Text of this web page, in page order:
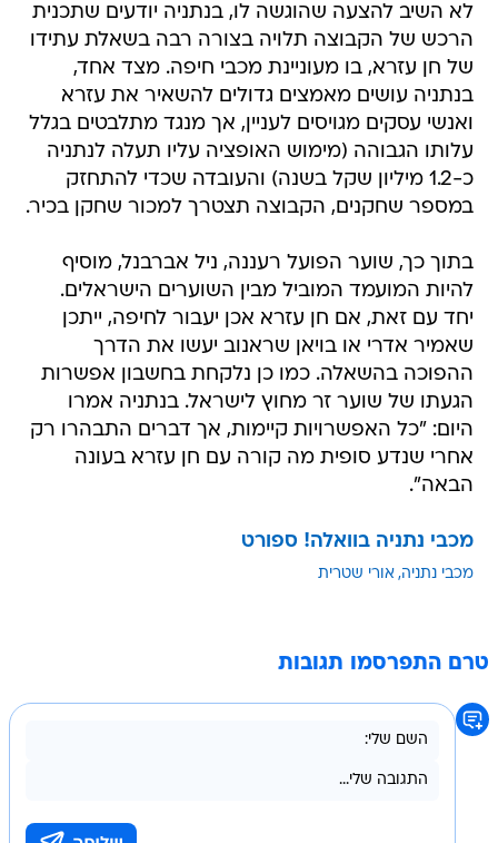
לא השיב להצעה שהוגשה לו, בנתניה יודעים שתכנית
הרכש של הקבוצה תלויה בצורה רבה בשאלת עתידו
של חן עזרא, בו מעוניינת מכבי חיפה. מצד אחד,
בנתניה עושים מאמצים גדולים להשאיר את עזרא
ואנשי עסקים מגויסים לעניין, אך מנגד מתלבטים בגלל
עלותו הגבוהה (מימוש האופציה עליו תעלה לנתניה
כ-1.2 מיליון שקל בשנה) והעובדה שכדי להתחזק
במספר שחקנים, הקבוצה תצטרך למכור שחקן בכיר.
בתוך כך, שוער הפועל רעננה, ניל אברבנל, מוסיף
להיות המועמד המוביל מבין השוערים הישראלים.
יחד עם זאת, אם חן עזרא אכן יעבור לחיפה, ייתכן
שאמיר אדרי או בויאן שראנוב יעשו את הדרך
ההפוכה בהשאלה. כמו כן נלקחת בחשבון אפשרות
הגעתו של שוער זר מחוץ לישראל. בנתניה אמרו
היום: "כל האפשרויות קיימות, אך דברים התבהרו רק
אחרי שנדע סופית מה קורה עם חן עזרא בעונה
הבאה".
מכבי נתניה בוואלה! ספורט
מכבי נתניה אורי שטרית
טרם התפרסמו תגובות